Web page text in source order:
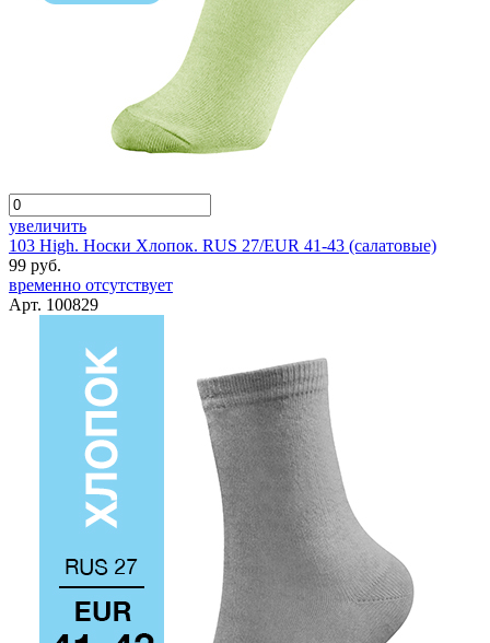
увеличить
103 High. Носки Хлопок. RUS 27/EUR 41-43 (салатовые)
99 руб.
временно отсутствует
Арт. 100829